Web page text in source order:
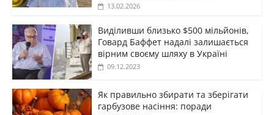
13.02.2026
Виділивши близько $500 мільйонів,
Говард Баффет надалі залишається
вірним своєму шляху в Україні
09.12.2023
Як правильно збирати та зберігати
гарбузове насіння: поради